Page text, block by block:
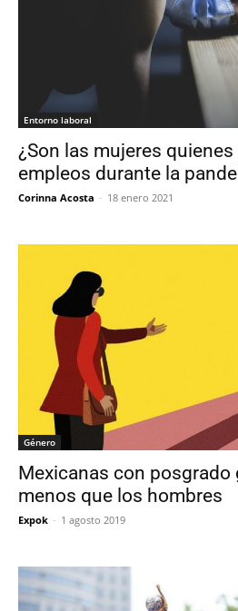
Entorno laboral
¿Son las mujeres
empleos durante la
Corinna Acosta - 18 enero 2021
Género
Mexicanas con posgrado
menos que los hombres
Expok - 1 agosto 2019